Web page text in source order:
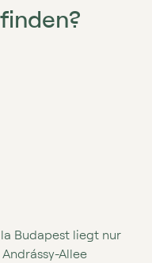
Budapest liegt nur
⁠⁠⁠Allee